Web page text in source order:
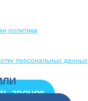
политики
персональных данных
ЗВОНОК